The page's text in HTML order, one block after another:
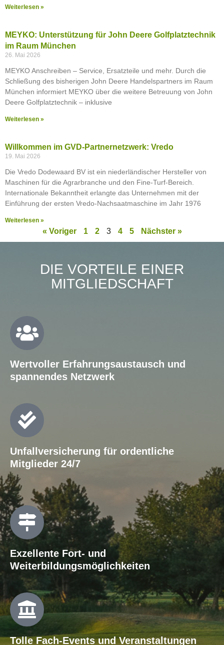
Weiterlesen »
MEYKO: Unterstützung für John Deere Golfplatztechnik
im Raum München
26. Mai 2026
MEYKO Anschreiben – Service, Ersatzteile und mehr. Durch die
Schließung des bisherigen John Deere Handelspartners im Raum
München informiert MEYKO über die weitere Betreuung von John
Deere Golfplatztechnik – inklusive
Weiterlesen »
Willkommen im GVD-Partnernetzwerk: Vredo
19. Mai 2026
Die Vredo Dodewaard BV ist ein niederländischer Hersteller von
Maschinen für die Agrarbranche und den Fine-Turf-Bereich.
Internationale Bekanntheit erlangte das Unternehmen mit der
Einführung der ersten Vredo-Nachsaatmaschine im Jahr 1976
Weiterlesen »
« Voriger 1 2 3 4 5 Nächster »
DIE VORTEILE EINER
MITGLIEDSCHAFT
Wertvoller Erfahrungsaustausch und
spannendes Netzwerk
Unfallversicherung für ordentliche
Mitglieder 24/7
Exzellente Fort- und
Weiterbildungsmöglichkeiten
Tolle Fach-Events und Veranstaltungen